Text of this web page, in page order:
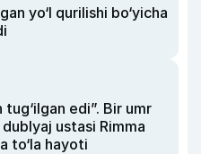
yo‘l qurilishi bo‘yicha
edi”. Bir umr
ustasi Rimma
to‘la hayoti